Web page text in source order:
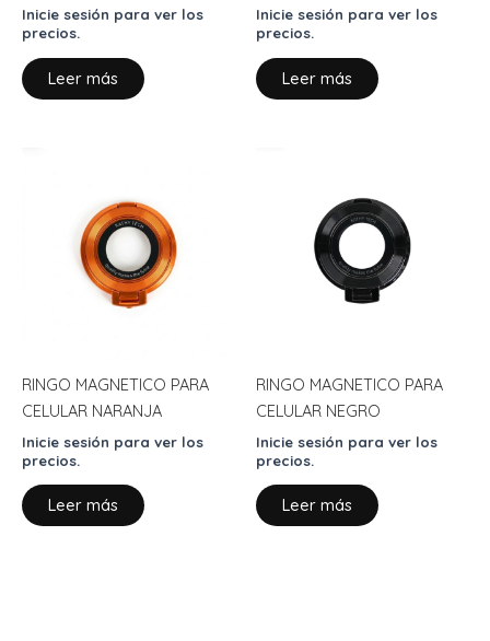
Inicie sesión para ver los
precios.
Leer más
Inicie sesión para ver los
precios.
Leer más
RINGO MAGNETICO PARA
CELULAR NARANJA
Inicie sesión para ver los
precios.
Leer más
RINGO MAGNETICO PARA
CELULAR NEGRO
Inicie sesión para ver los
precios.
Leer más